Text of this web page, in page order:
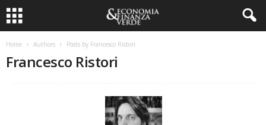
Home Authors Posts by Francesco Ristori
Francesco Ristori